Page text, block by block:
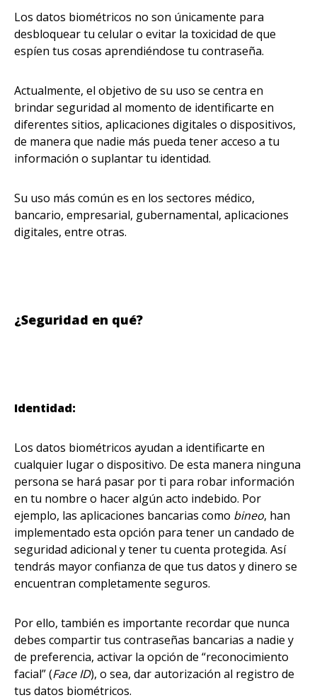
Los datos biométricos no son únicamente para
desbloquear tu celular o evitar la toxicidad de que
espíen tus cosas aprendiéndose tu contraseña.
Actualmente, el objetivo de su uso se centra en
brindar seguridad al momento de identificarte en
diferentes sitios, aplicaciones digitales o dispositivos,
de manera que nadie más pueda tener acceso a tu
información o suplantar tu identidad.
Su uso más común es en los sectores médico,
bancario, empresarial, gubernamental, aplicaciones
digitales, entre otras.
¿Seguridad en qué?
Identidad:
Los datos biométricos ayudan a identificarte en
cualquier lugar o dispositivo. De esta manera ninguna
persona se hará pasar por ti para robar información
en tu nombre o hacer algún acto indebido. Por
ejemplo, las aplicaciones bancarias como bineo, han
implementado esta opción para tener un candado de
seguridad adicional y tener tu cuenta protegida. Así
tendrás mayor confianza de que tus datos y dinero se
encuentran completamente seguros.
Por ello, también es importante recordar que nunca
debes compartir tus contraseñas bancarias a nadie y
de preferencia, activar la opción de “reconocimiento
facial” (Face ID), o sea, dar autorización al registro de
tus datos biométricos.